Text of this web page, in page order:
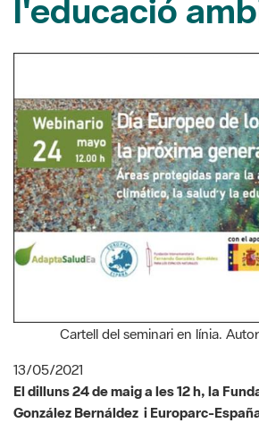
Cartell del seminari en línia.
El dilluns 24 de maig a les 12 h, la
Europeu dels Parcs amb un seminari
protegides per a l'adaptació al canvi
l'educació ambiental. Cal inscripció